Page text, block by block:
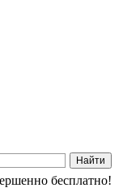
бесплатно!